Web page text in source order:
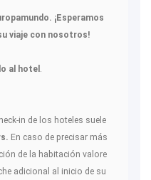
¡Esperamos
viaje con nosotros!
al hotel .
in de los hoteles suele
En caso de precisar más
de la habitación valore
adicional al inicio de su